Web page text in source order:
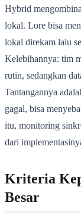
Hybrid
lokal. Lore bisa
lokal direkam lalu
Kelebihannya: tim
rutin, sedangkan
Tantangannya
gagal, bisa
itu, monitoring
dari
Kriteria
Besar